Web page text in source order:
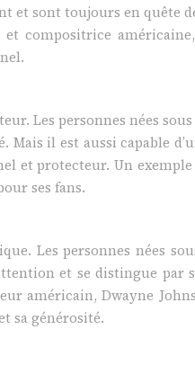
et sont toujours en
compositrice
Les personnes nées
il est aussi capable
et protecteur. Un
ses fans.
Les personnes nées
et se distingue
américain, Dwayne
sa générosité.